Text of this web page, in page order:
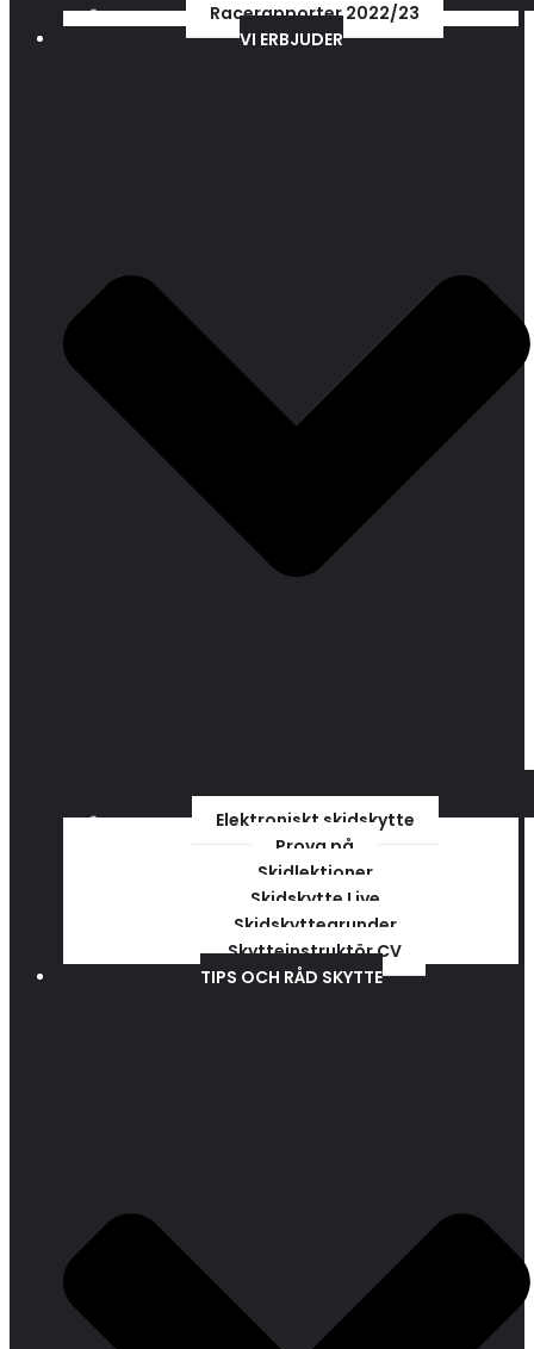
Racerapporter 2022/23
VI ERBJUDER
Elektroniskt skidskytte
Prova på
Skidlektioner
Skidskytte Live
Skidskyttegrunder
Skytteinstruktör CV
TIPS OCH RÅD SKYTTE